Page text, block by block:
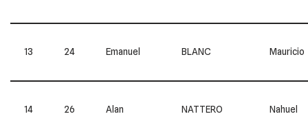
13 24 Emanuel BLANC Mauricio
14 26 Alan NATTERO Nahuel